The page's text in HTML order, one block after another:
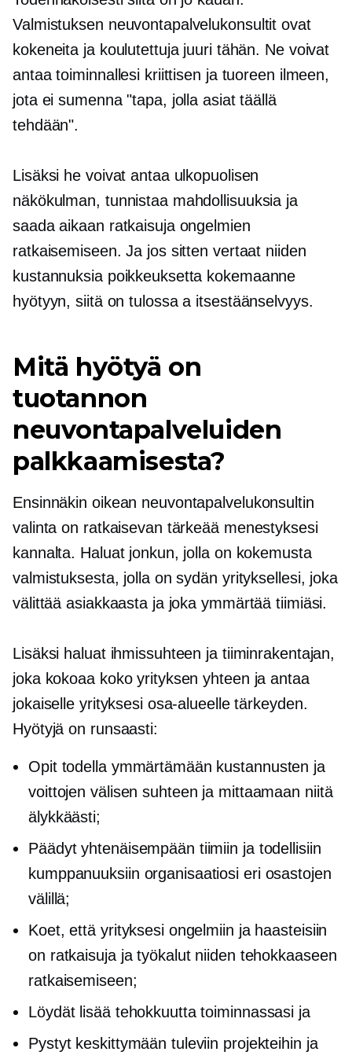
Valmistuksen neuvontapalvelukonsultit ovat
kokeneita ja koulutettuja juuri tähän. Ne voivat
antaa toiminnallesi kriittisen ja tuoreen ilmeen,
jota ei sumenna "tapa, jolla asiat täällä
tehdään".
Lisäksi he voivat antaa ulkopuolisen
näkökulman, tunnistaa mahdollisuuksia ja
saada aikaan ratkaisuja ongelmien
ratkaisemiseen. Ja jos sitten vertaat niiden
kustannuksia poikkeuksetta kokemaanne
hyötyyn, siitä on tulossa a itsestäänselvyys.
Mitä hyötyä on
tuotannon
neuvontapalveluiden
palkkaamisesta?
Ensinnäkin oikean neuvontapalvelukonsultin
valinta on ratkaisevan tärkeää menestyksesi
kannalta. Haluat jonkun, jolla on kokemusta
valmistuksesta, jolla on sydän yrityksellesi, joka
välittää asiakkaasta ja joka ymmärtää tiimiäsi.
Lisäksi haluat ihmissuhteen ja tiiminrakentajan,
joka kokoaa koko yrityksen yhteen ja antaa
jokaiselle yrityksesi osa-alueelle tärkeyden.
Hyötyjä on runsaasti:
Opit todella ymmärtämään kustannusten ja
voittojen välisen suhteen ja mittaamaan niitä
älykkäästi;
Päädyt yhtenäisempään tiimiin ja todellisiin
kumppanuuksiin organisaatiosi eri osastojen
välillä;
Koet, että yrityksesi ongelmiin ja haasteisiin
on ratkaisuja ja työkalut niiden tehokkaaseen
ratkaisemiseen;
Löydät lisää tehokkuutta toiminnassasi ja
Pystyt keskittymään tuleviin projekteihin ja